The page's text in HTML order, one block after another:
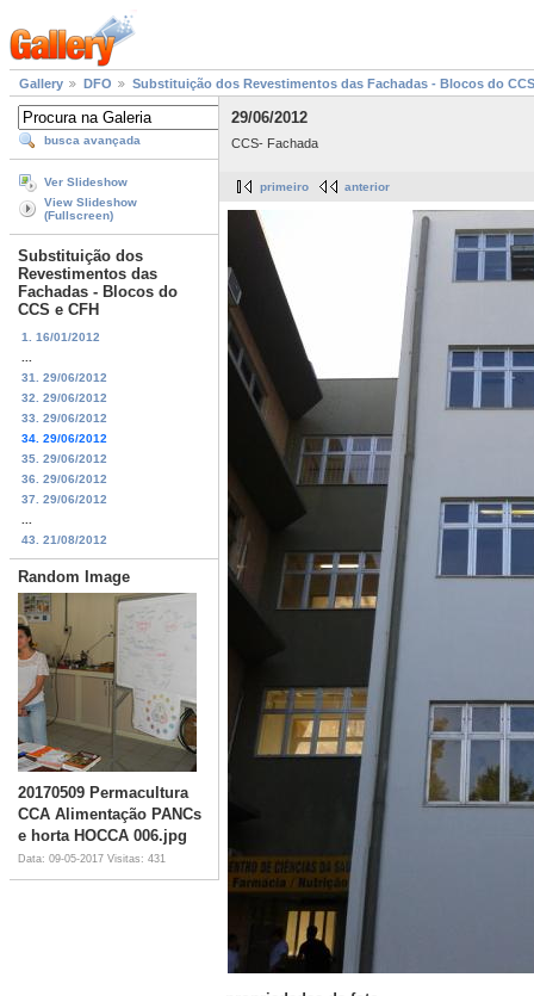
Gallery DFO Substituição dos Revestimentos das Fachadas - Blocos do
busca avançada
Ver Slideshow
View Slideshow
(Fullscreen)
Substituição dos
Revestimentos das
Fachadas - Blocos do
CCS e CFH
1. 16/01/2012
31. 29/06/2012
32. 29/06/2012
33. 29/06/2012
34. 29/06/2012
35. 29/06/2012
36. 29/06/2012
37. 29/06/2012
43. 21/08/2012
Random Image
20170509 Permacultura
CCA Alimentação PANCs
e horta HOCCA 006.jpg
Data: 09-05-2017 Visitas: 431
29/06/2012
CCS- Fachada
primeiro anterior